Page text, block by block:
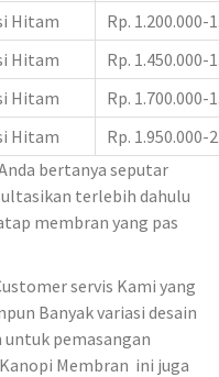
Hitam
Rp. 1.200.000-
Hitam
Rp. 1.450.000-
Hitam
Rp. 1.700.000-
Hitam
Rp. 1.950.000-
bertanya seputar
terlebih dahulu
membran yang pas
servis Kami yang
Banyak variasi desain
untuk pemasangan
Membran ini juga